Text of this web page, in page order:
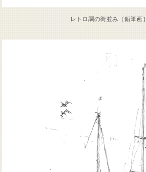
レトロ調の街並み［鉛筆画］